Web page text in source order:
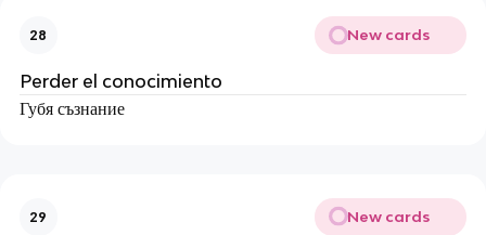
28 New cards
Perder el conocimiento
Губя съзнание
29 New cards